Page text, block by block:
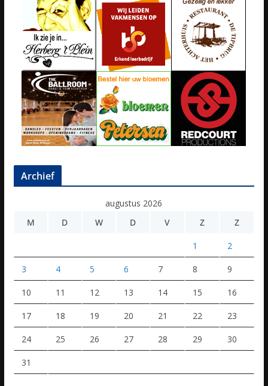
Archief
augustus 2026
M
D W D V Z Z
1 2
3 4 5 6 7 8 9
10 11 12 13 14 15 16
17 18 19 20 21 22 23
24 25 26 27 28 29 30
31